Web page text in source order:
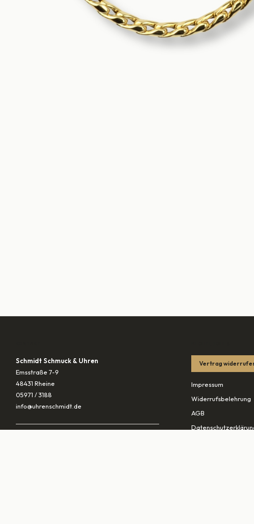
Schmidt Schmuck & Uhren
Emsstraße 7-9
48431 Rheine
05971 / 3188
info@uhrenschmidt.de
Vertrag
Impressum
Widerrufsbelehrung
AGB